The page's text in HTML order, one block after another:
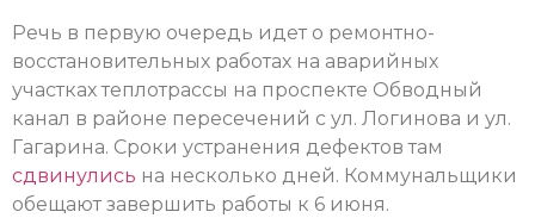
Речь в первую очередь идет о ремонтно-
восстановительных работах на аварийных
участках теплотрассы на проспекте Обводный
канал в районе пересечений с ул. Логинова и ул.
Гагарина. Сроки устранения дефектов там
сдвинулись на несколько дней. Коммунальщики
обещают завершить работы к 6 июня.